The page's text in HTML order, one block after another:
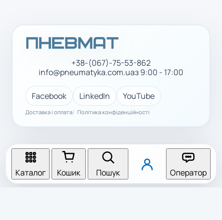
+38-(067)-75-53-862
info@pneumatyka.com.uaз 9:00 - 17:00
Facebook LinkedIn YouTube
Доставка і оплата Політика конфіденційності
Каталог Кошик Пошук Оператор